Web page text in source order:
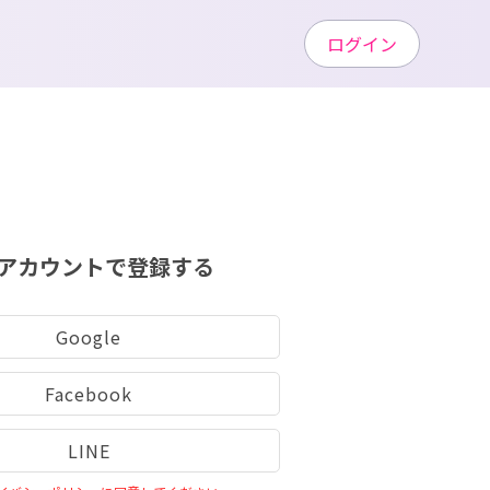
カウントで登録する
Google
Facebook
LINE
ログイン